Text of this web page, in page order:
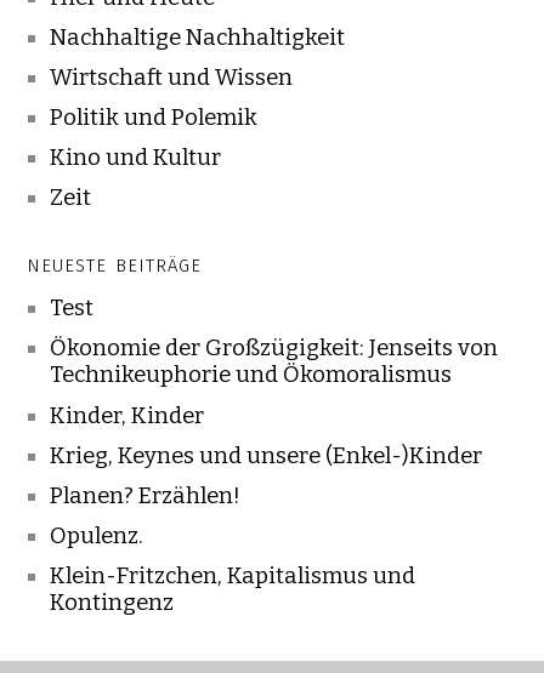
Nachhaltige Nachhaltigkeit
Wirtschaft und Wissen
Politik und Polemik
Kino und Kultur
Zeit
NEUESTE BEITRÄGE
Test
Ökonomie der Großzügigkeit: Jenseits von
Technikeuphorie und Ökomoralismus
Kinder, Kinder
Krieg, Keynes und unsere (Enkel-)Kinder
Planen? Erzählen!
Opulenz.
Klein-Fritzchen, Kapitalismus und
Kontingenz